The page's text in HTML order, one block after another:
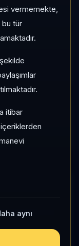
vermemekte,
bu tür
itibar
aynı